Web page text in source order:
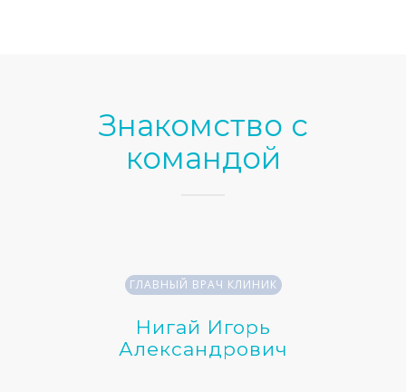
Знакомство с
командой
ГЛАВНЫЙ ВРАЧ КЛИНИК
Нигай Игорь
Александрович